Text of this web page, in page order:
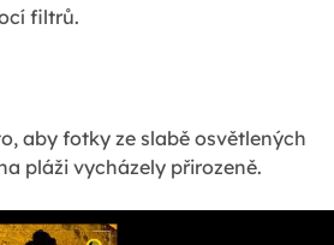
filtrů.
aby fotky ze slabě osvětlených
pláži vycházely přirozeně.